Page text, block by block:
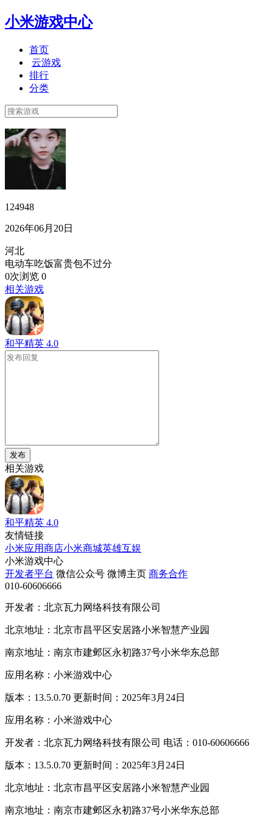
小米游戏中心
首页
云游戏
排行
分类
124948
2026年06月20日
河北
电动车吃饭富贵包不过分
0次浏览 0
相关游戏
和平精英 4.0
发布
相关游戏
和平精英 4.0
友情链接
小米应用商店小米商城英雄互娱
小米游戏中心
开发者平台 微信公众号 微博主页 商务合作
010-60606666
开发者：北京瓦力网络科技有限公司
北京地址：北京市昌平区安居路小米智慧产业园
南京地址：南京市建邺区永初路37号小米华东总部
应用名称：小米游戏中心
版本：13.5.0.70 更新时间：2025年3月24日
应用名称：小米游戏中心
开发者：北京瓦力网络科技有限公司 电话：010-60606666
版本：13.5.0.70 更新时间：2025年3月24日
北京地址：北京市昌平区安居路小米智慧产业园
南京地址：南京市建邺区永初路37号小米华东总部